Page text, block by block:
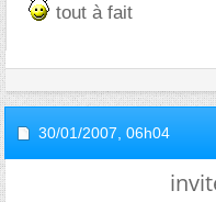
tout à fait
30/01/2007, 06h04